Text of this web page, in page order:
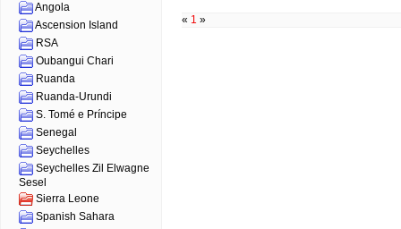
Angola
Ascension Island
RSA
Oubangui Chari
Ruanda
Ruanda-Urundi
S. Tomé e Príncipe
Senegal
Seychelles
Seychelles Zil Elwagne
Sesel
Sierra Leone
Spanish Sahara
« 1 »